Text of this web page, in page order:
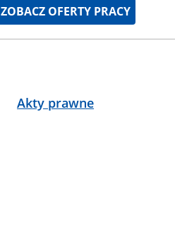
ZOBACZ OFERTY PRACY
Akty prawne